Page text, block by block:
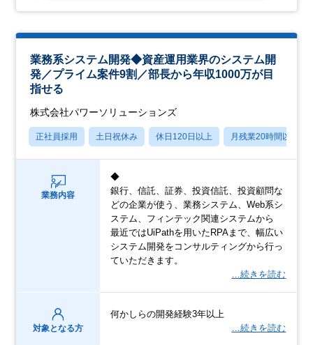
業務系システム開発◆資産運用業界のシステム開
発／プライム案件9割／部長から年収1000万が目
指せる
株式会社パワーソリューションズ
正社員採用 土日祝休み 休日120日以上 月残業20時間以内
業務内容
◆
銀行、信託、証券、投資信託、投資顧問な
どの企業が使う、業務システム、Web系シ
ステム、フィンテック関連システムから
最近ではUiPathを用いたRPAまで、幅広い
システム開発をコンサルティングから行っ
ていただきます。
…続きを読む
対象となる方
何かしらの開発経験3年以上
…続きを読む